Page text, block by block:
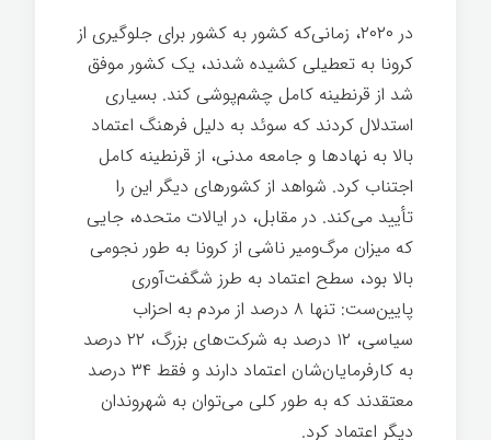
در ۲۰۲۰، زمانی‌که کشور به کشور برای جلوگیری از
کرونا به تعطیلی کشیده شدند، یک کشور موفق
شد از قرنطینه کامل چشم‌پوشی کند. بسیاری
استدلال کردند که سوئد به دلیل فرهنگ اعتماد
بالا به نهادها و جامعه مدنی، از قرنطینه کامل
اجتناب کرد. شواهد از کشورهای دیگر این را
تأیید می‌کند. در مقابل، در ایالات متحده، جایی
که میزان مرگ‌ومیر ناشی از کرونا به طور نجومی
بالا بود، سطح اعتماد به طرز شگفت‌آوری
پایین‌ست: تنها ۸ درصد از مردم به احزاب
سیاسی، ۱۲ درصد به شرکت‌های بزرگ، ۲۲ درصد
به کارفرمایان‌شان اعتماد دارند و فقط ۳۴ درصد
معتقدند که به طور کلی می‌توان به شهروندان
دیگر اعتماد کرد.